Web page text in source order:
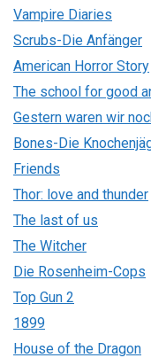
Vampire Diaries
Scrubs-Die Anfänger
American Horror Story
The school for good
Gestern waren wir
Bones-Die
Friends
Thor: love and thunder
The last of us
The Witcher
Die Rosenheim-Cops
Top Gun 2
1899
House of the Dragon